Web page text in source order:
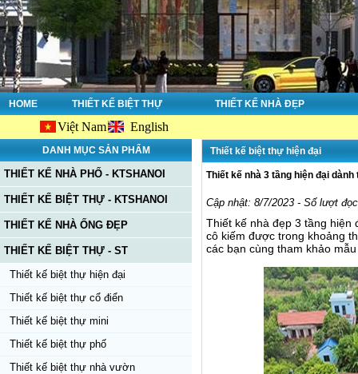
HOME THIẾT KẾ BIỆT THỰ THIẾT KẾ NHÀ ĐẸP
Việt Nam English
DANH MỤC SẢN PHẨM
THIẾT KẾ NHÀ PHỐ - KTSHANOI
THIẾT KẾ BIỆT THỰ - KTSHANOI
THIẾT KẾ NHÀ ỐNG ĐẸP
THIẾT KẾ BIỆT THỰ - ST
Thiết kế biệt thự hiện đại
Thiết kế biệt thự cổ điển
Thiết kế biệt thự mini
Thiết kế biệt thự phố
Thiết kế biệt thự nhà vườn
Thiết kế biệt thự hiện đại
Thiết kế nhà 3 tầng hiện đại
Cập nhật: 8/7/2023 - Số lượt
Thiết kế nhà đẹp 3 tầng hiện
cô kiếm được trong khoảng
các bạn cùng tham khảo